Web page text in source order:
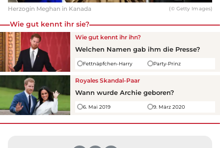
Herzogin Meghan in Kanada (© Getty Images)
Wie gut kennt ihr sie?
Wie gut kennt ihr ihn?
Welchen Namen gab ihm die Presse?
Fettnäpfchen-Harry Party-Prinz
Royales Skandal-Paar
Wann wurde Archie geboren?
6. Mai 2019 9. März 2020